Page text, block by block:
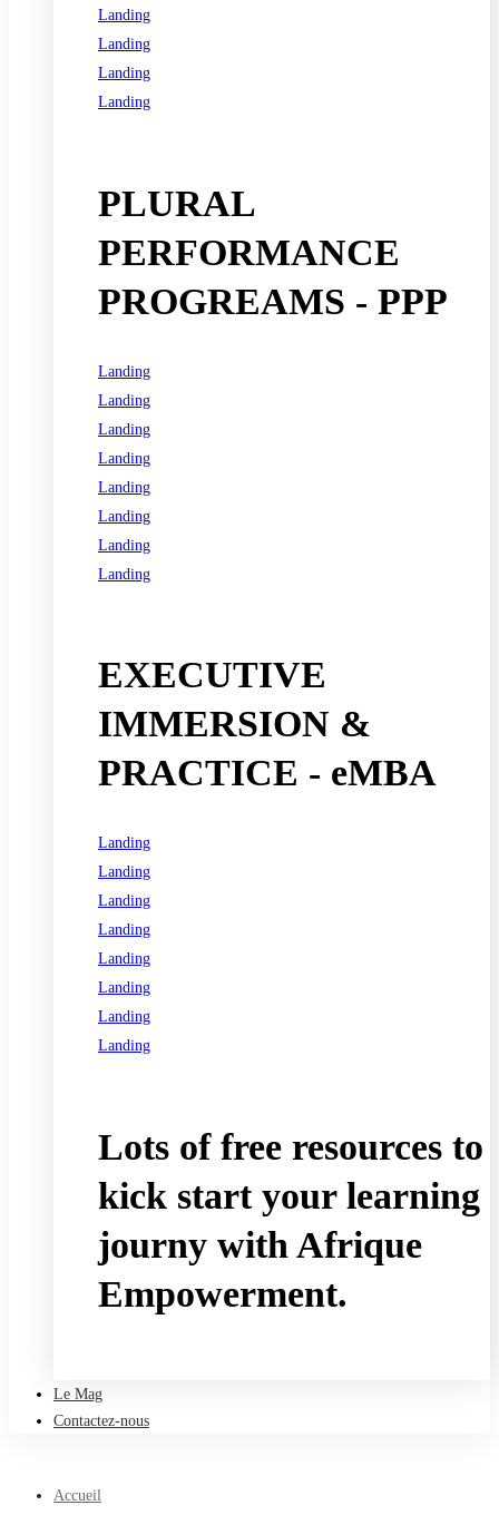
Landing
Landing
Landing
Landing
PLURAL
PERFORMANCE
PROGREAMS - PPP
Landing
Landing
Landing
Landing
Landing
Landing
Landing
Landing
EXECUTIVE
IMMERSION &
PRACTICE - eMBA
Landing
Landing
Landing
Landing
Landing
Landing
Landing
Landing
Lots of free resources to
kick start your learning
journy with Afrique
Empowerment.
Le Mag
Contactez-nous
Accueil